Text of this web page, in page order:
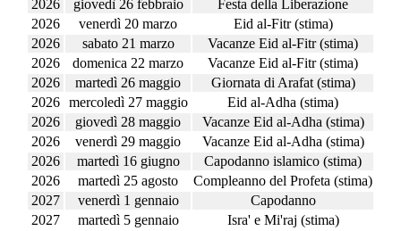
2026
giovedì 26 febbraio
Festa della Liberazione
2026
venerdì 20 marzo
Eid al-Fitr (stima)
2026
sabato 21 marzo
Vacanze Eid al-Fitr (stima)
2026
domenica 22 marzo
Vacanze Eid al-Fitr (stima)
2026
martedì 26 maggio
Giornata di Arafat (stima)
2026 mercoledì 27 maggio
Eid al-Adha (stima)
2026
giovedì 28 maggio
Vacanze Eid al-Adha (stima)
2026
venerdì 29 maggio
Vacanze Eid al-Adha (stima)
2026
martedì 16 giugno
Capodanno islamico (stima)
2026
martedì 25 agosto
Compleanno del Profeta (stima)
2027
venerdì 1 gennaio
Capodanno
2027
martedì 5 gennaio
Isra' e Mi'raj (stima)